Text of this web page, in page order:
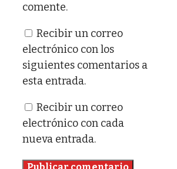
comente.
Recibir un correo
electrónico con los
siguientes comentarios a
esta entrada.
Recibir un correo
electrónico con cada
nueva entrada.